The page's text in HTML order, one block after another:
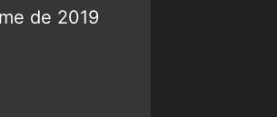
de 2019